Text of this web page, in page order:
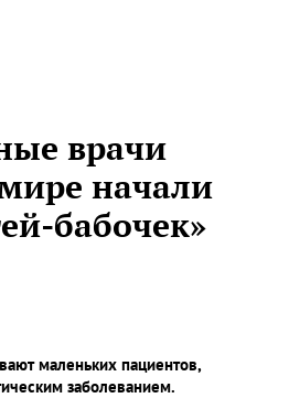
врачи
начали
бабочек»
маленьких пациентов,
заболеванием.